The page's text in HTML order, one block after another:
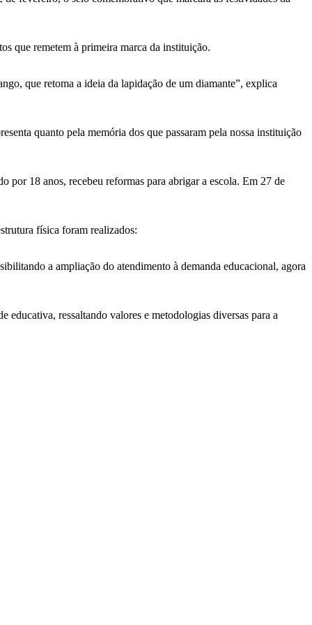
que remetem à primeira marca da instituição.
que retoma a ideia da lapidação de um diamante”, explica
quanto pela memória dos que passaram pela nossa instituição
18 anos, recebeu reformas para abrigar a escola. Em 27 de
física foram realizados:
a ampliação do atendimento à demanda educacional, agora
educativa, ressaltando valores e metodologias diversas para a